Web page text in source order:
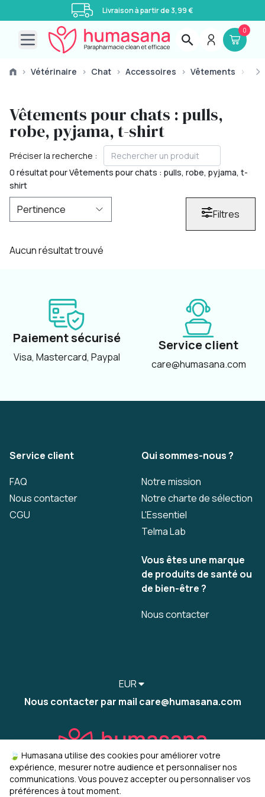
Livraison à partir de 3,99 €
Open main menu
0
› Vétérinaire › Chat › Accessoires › Vêtements ›
Vêtements pour chats : pulls,
robe, pyjama, t-shirt
Préciser la recherche :
0 résultat pour Vêtements pour chats : pulls, robe, pyjama, t-
shirt
Filtres
Aucun résultat trouvé
Paiement sécurisé
Visa, Mastercard, Paypal
Service client
care@humasana.com
Service client
FAQ
Nous contacter
CGU
Qui sommes-nous ?
Notre mission
Notre charte de sélection
L'Essentiel
Telma Lab
Vous êtes une marque
de produits de santé ou
de bien-être ?
Nous contacter
EUR
Nous contacter par mail care@humasana.com
🍃 Humasana utilise des cookies pour améliorer votre
expérience, mesurer notre audience et personnaliser nos
communications. Vous pouvez accepter ou personnaliser vos
préférences à tout moment.